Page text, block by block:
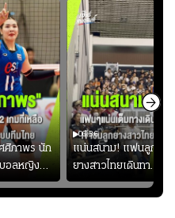
ศิภาพร นัก
อลหญิงทีม
วังใช้ 2
อ ปรับจู
00:36
แน่นสนาม! แฟนลูก
ยางสาวไทยเดินทาง
เข้ามาเชียร์สาวไทย
อย่างคึกคัก เพื่อให้